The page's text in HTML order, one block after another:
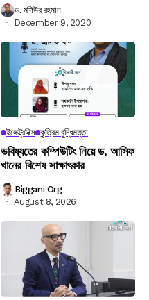
ড. মশিউর রহমান
December 9, 2020
ইলেক্ট্রনিক্স কৃত্রিম বুদ্ধিমত্তা
ভবিষ্যতের কম্পিউটিং নিয়ে ড. আসিফ
খানের বিশেষ সাক্ষাৎকার
Biggani Org
August 8, 2026